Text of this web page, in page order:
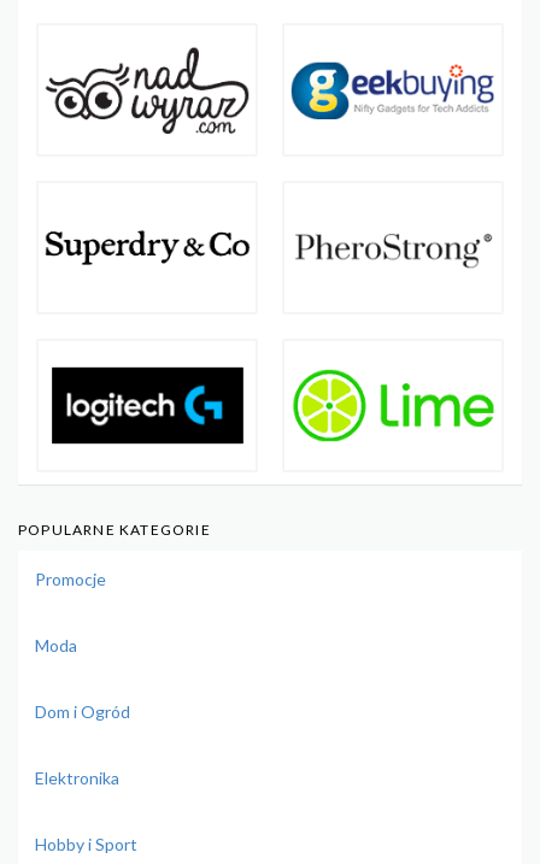
POPULARNE KATEGORIE
Promocje
Moda
Dom i Ogród
Elektronika
Hobby i Sport